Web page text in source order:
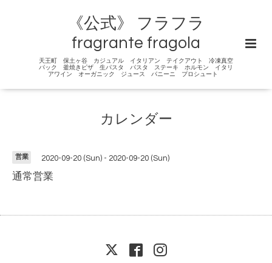
《公式》 フラフラ
fragrante fragola
天王町 保土ヶ谷 カジュアル イタリアン テイクアウト 冷凍真空
パック 釜焼きピザ 生パスタ パスタ ステーキ ホルモン イタリ
アワイン オーガニック ジュース パニーニ プロシュート
カレンダー
営業 2020-09-20 (Sun) - 2020-09-20 (Sun)
通常営業